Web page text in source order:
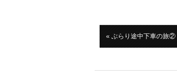
« ぶらり途中下車の旅②